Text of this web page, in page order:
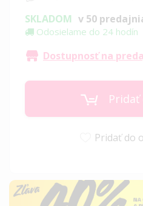
SKLADOM v 50
Odosielame do 24 hodín
Dostupnosť na
Pridať
Pridať do